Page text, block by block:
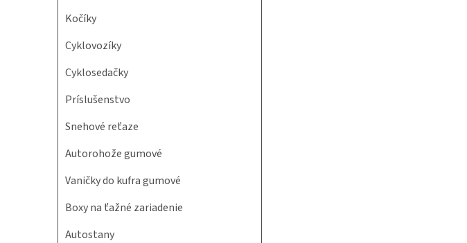
Kočíky
Cyklovozíky
Cyklosedačky
Príslušenstvo
Snehové reťaze
Autorohože gumové
Vaničky do kufra gumové
Boxy na ťažné zariadenie
Autostany